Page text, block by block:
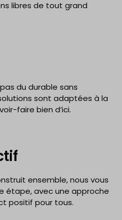
libres de tout grand
du durable sans
sont adaptées à la
faire bien d’ici.
ensemble, nous vous
étape, avec une approche
positif pour tous.